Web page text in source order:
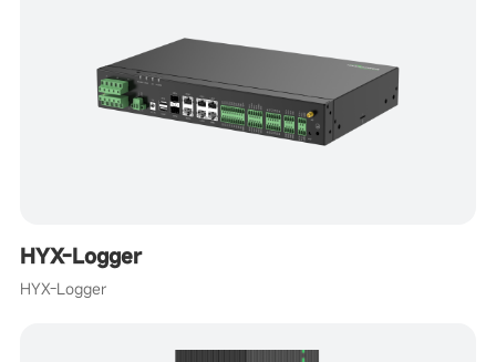
HYX-Logger
HYX-Logger